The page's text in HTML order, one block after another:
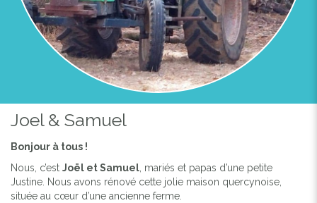
Joel & Samuel
Bonjour à tous !
Nous, c’est Joël et Samuel , mariés et papas d’une petite
Justine. Nous avons rénové cette jolie maison quercynoise,
située au cœur d’une ancienne ferme.